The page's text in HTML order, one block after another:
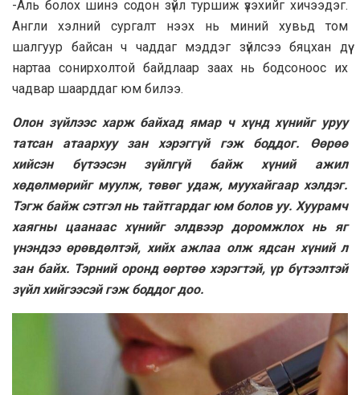
-Аль болох шинэ содон зүйл туршиж үзэхийг хичээдэг.
Англи хэлний сургалт нээх нь миний хувьд том
шалгуур байсан ч чаддаг мэддэг зүйлсээ бяцхан дүү
нартаа сонирхолтой байдлаар заах нь бодсоноос их
чадвар шаарддаг юм билээ.
Олон зүйлээс харж байхад ямар ч хүнд хүнийг уруу
татсан атаархуу зан хэрэггүй гэж боддог. Өөрөө
хийсэн бүтээсэн зүйлгүй байж хүний ажил
хөдөлмөрийг муулж, төвөг удаж, муухайгаар хэлдэг.
Тэгж байж сэтгэл нь тайтгардаг юм болов уу. Хуурамч
хаягны цаанаас хүнийг элдвээр доромжлох нь яг
үнэндээ өрөвдөлтэй, хийх ажлаа олж ядсан хүний л
зан байх. Тэрний оронд өөртөө хэрэгтэй, үр бүтээлтэй
зүйл хийгээсэй гэж боддог доо.